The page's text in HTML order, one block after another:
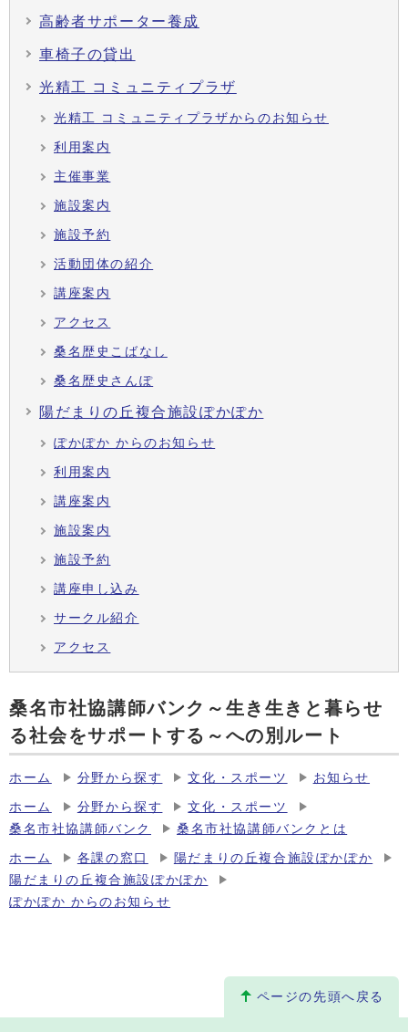
高齢者サポーター養成
車椅子の貸出
光精工 コミュニティプラザ
光精工 コミュニティプラザからのお知らせ
利用案内
主催事業
施設案内
施設予約
活動団体の紹介
講座案内
アクセス
桑名歴史こばなし
桑名歴史さんぽ
陽だまりの丘複合施設ぽかぽか
ぽかぽか からのお知らせ
利用案内
講座案内
施設案内
施設予約
講座申し込み
サークル紹介
アクセス
桑名市社協講師バンク～生き生きと暮らせ
る社会をサポートする～への別ルート
ホーム 分野から探す 文化・スポーツ お知らせ
ホーム 分野から探す
文化・スポーツ
桑名市社協講師バンク
桑名市社協講師バンクとは
ホーム 各課の窓口
陽だまりの丘複合施設ぽかぽか
陽だまりの丘複合施設ぽかぽか
ぽかぽか からのお知らせ
ページの先頭へ戻る